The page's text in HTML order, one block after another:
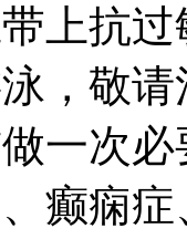
上抗
，敬
一次
癫痫